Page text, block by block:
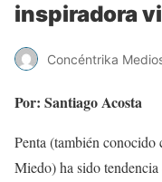
inspiradora
Concéntrika
Por: Santiago Acosta
Penta (también conocido
Miedo) ha sido